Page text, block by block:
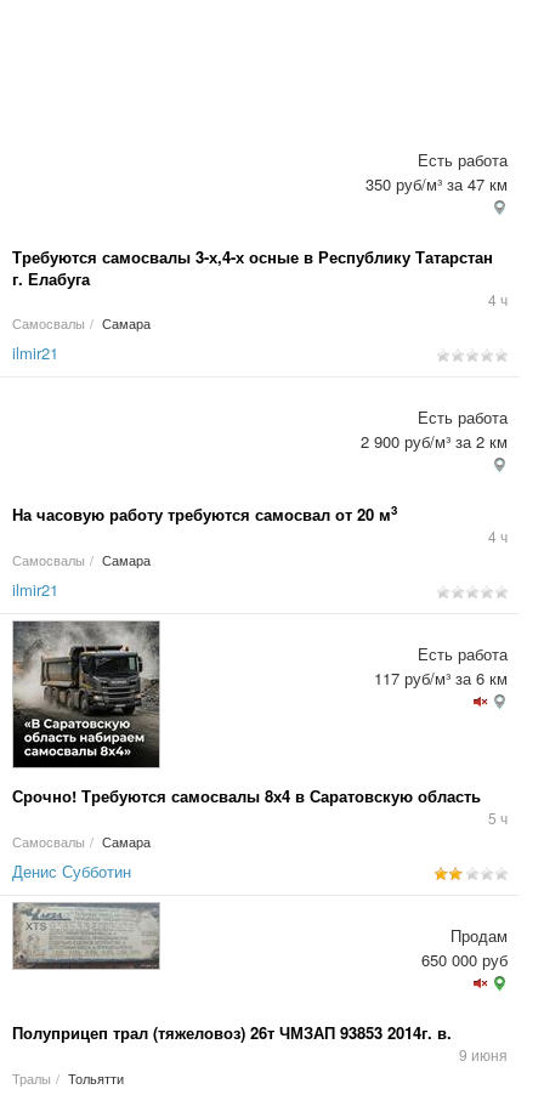
Требуются самосвалы 3-х,4-х осные в Республику Татарстан
г. Елабуга
4 ч
Самосвалы / Самара
Есть работа
350 руб/м³ за 47 км
ilmir21
На часовую работу требуются самосвал от 20 м3
4 ч
Самосвалы / Самара
Есть работа
2 900 руб/м³ за 2 км
ilmir21
Срочно! Требуются самосвалы 8х4 в Саратовскую область
5 ч
Самосвалы / Самара
Есть работа
117 руб/м³ за 6 км
Денис Субботин
Полуприцеп трал (тяжеловоз) 26т ЧМЗАП 93853 2014г. в.
9 июня
Тралы / Тольятти
Продам
650 000 руб